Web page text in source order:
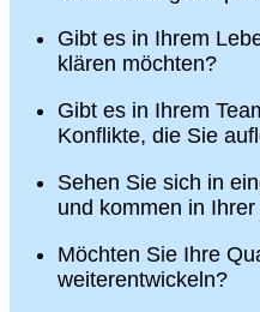
Gibt es in Ihrem
klären möchten?
Gibt es in Ihrem
Konflikte, die Sie
Sehen Sie sich in
und kommen in
Möchten Sie Ihre
weiterentwickeln?